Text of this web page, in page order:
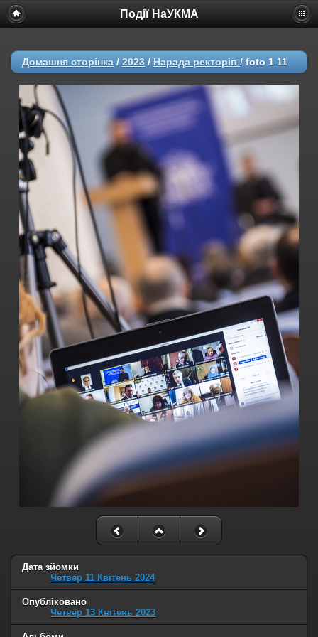
Події НаУКМА
Домашня сторінка / 2023 / Нарада ректорів / foto 1 11
Дата зйомки
Четвер 11 Квітень 2024
Опубліковано
Четвер 13 Квітень 2023